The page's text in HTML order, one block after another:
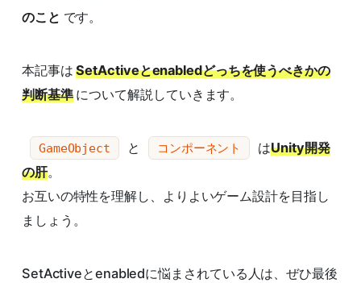
のこと です。
本記事はSetActiveとenabledどっちを使うべきかの
判断基準について解説していきます。
GameObject と コンポーネント はUnity開発
の肝。
お互いの特性を理解し、よりよいゲーム設計を目指し
ましょう。
SetActiveとenabledに悩まされている人は、ぜひ最後